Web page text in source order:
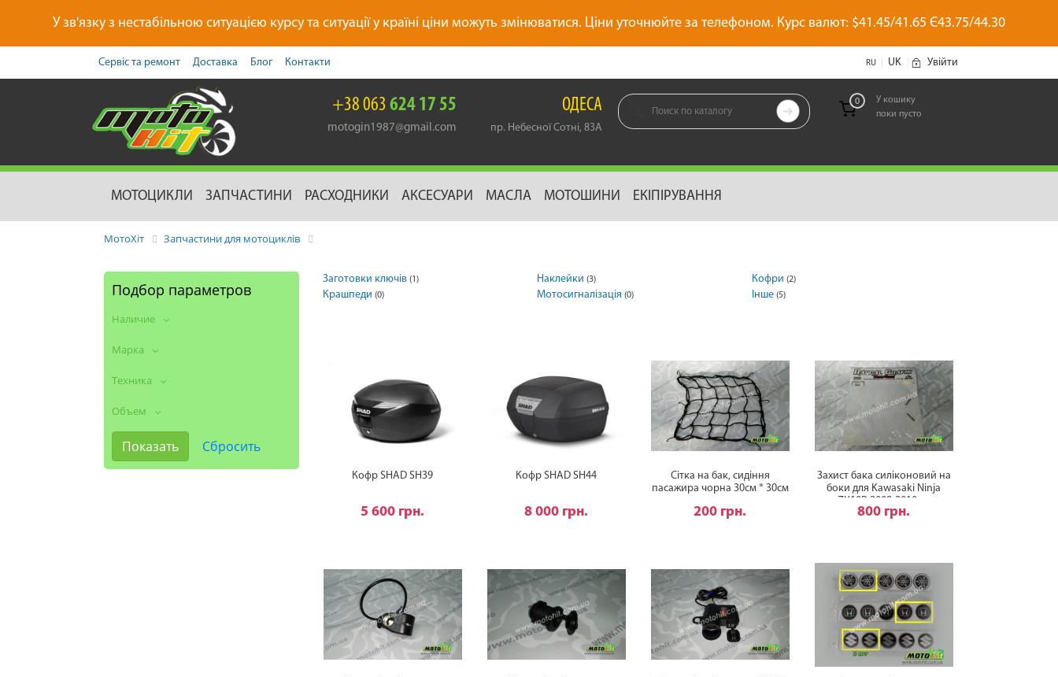
У зв'язку з нестабільною ситуацією курсу та ситуації у країні ціни можуть змінюватися. Ціни уточнюйте за телефоном. Курс валют: $41.45/41.65 Є43.75/44.30
Сервіс та ремонт Доставка Блог Контакти RU UK Увійти
+38 063 624 17 55
motogin1987@gmail.com
ОДЕСА
пр. Небесної Сотні, 83А

0
позиций
У кошику
поки пусто
МОТОЦИКЛИ ЗАПЧАСТИНИ РАСХОДНИКИ АКСЕСУАРИ МАСЛА МОТОШИНИ ЕКІПІРУВАННЯ
МотоХіт Запчастини для мотоциклів
Подбор параметров
Наличие
Марка
Техника
Объем
Заготовки ключів (1)
Крашпеди (0)
Наклейки(3)
Мотосигналізація(0)
Кофри(2)
Інше(5)
Кофр SHAD SH39
5 600 грн.
Кофр SHAD SH44
8 000 грн.
Сітка на бак, сидіння
пасажира чорна 30см * 30см
200 грн.
Захист бака силіконовий на
боки для Kawasaki Ninja
ZX10R 2008-2010г.в.
800 грн.